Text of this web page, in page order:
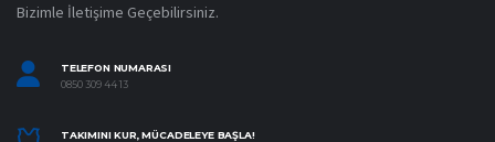
Bizimle İletişime Geçebilirsiniz.
TELEFON NUMARASI
0850 309 44 13
TAKIMINI KUR, MÜCADELEYE BAŞLA!